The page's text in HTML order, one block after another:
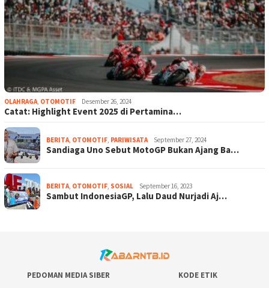
OLAHRAGA, OTOMOTIF Desember 26, 2024
Catat: Highlight Event 2025 di Pertamina…
BERITA, OTOMOTIF, PARIWISATA September 27, 2024
Sandiaga Uno Sebut MotoGP Bukan Ajang Ba…
BERITA, OTOMOTIF, SOSIAL September 16, 2023
Sambut IndonesiaGP, Lalu Daud Nurjadi Aj…
PEDOMAN MEDIA SIBER
KODE ETIK